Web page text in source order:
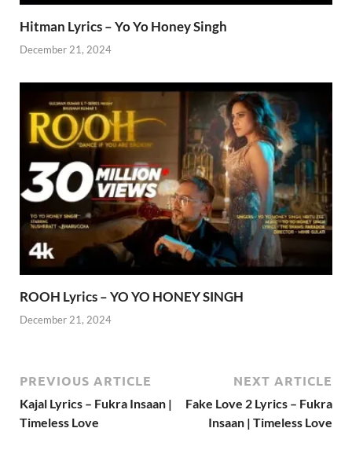
Hitman Lyrics – Yo Yo Honey Singh
December 21, 2024
ROOH Lyrics – YO YO HONEY SINGH
December 21, 2024
PREVIOUS ARTICLE
Kajal Lyrics – Fukra Insaan |
Timeless Love
NEXT ARTICLE
Fake Love 2 Lyrics – Fukra
Insaan | Timeless Love